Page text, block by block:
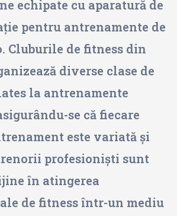
echipate cu aparatură de
pentru antrenamente de
Cluburile de fitness din
diverse clase de
la antrenamente
se că fiecare
este variată și
profesioniști sunt
în atingerea
de fitness într-un mediu